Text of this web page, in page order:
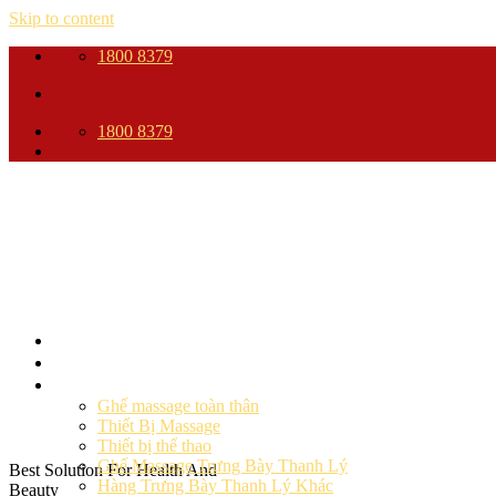
Skip to content
1800 8379
1800 8379
Best Solution For Health And
Beauty
Ghế massage toàn thân
Thiết Bị Massage
Thiết bị thể thao
Ghế Massage Trưng Bày Thanh Lý
Hàng Trưng Bày Thanh Lý Khác